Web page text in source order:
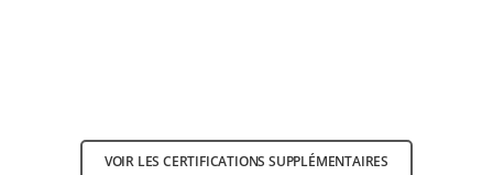
VOIR LES CERTIFICATIONS SUPPLÉMENTAIRES